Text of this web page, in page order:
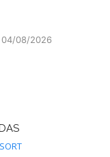
04/08/2026